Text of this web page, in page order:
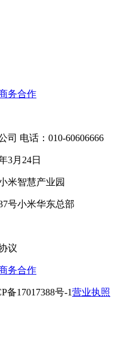
务合作
司 电话：010-60606666
3月24日
米智慧产业园
号小米华东总部
议
务合作
备17017388号-1营业执照